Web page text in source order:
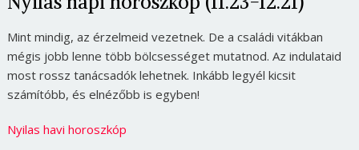
Mint mindig, az érzelmeid vezetnek. De a családi vitákban
mégis jobb lenne több bölcsességet mutatnod. Az indulataid
most rossz tanácsadók lehetnek. Inkább legyél kicsit
számítóbb, és elnézőbb is egyben!
Nyilas havi horoszkóp